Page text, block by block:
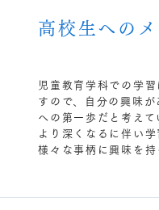
高校生への
児童教育学科での学
すので、自分の興味
への第一歩だと考え
より深くなるに伴い
様々な事柄に興味を持